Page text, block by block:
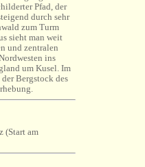
Pfad, der
durch sehr
zum Turm
sieht man weit
und zentralen
ins
um Kusel. Im
Bergstock des
(Start am